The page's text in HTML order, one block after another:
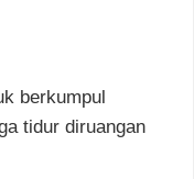
berkumpul
tidur diruangan